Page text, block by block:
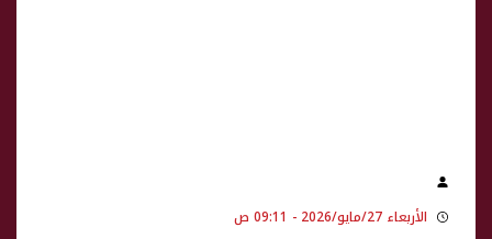
الأربعاء 27/مايو/2026 - 09:11 ص